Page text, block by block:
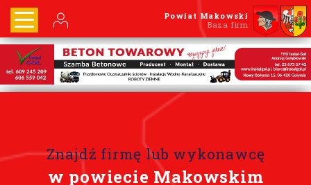
Powiat Makowski
Baza firm
Znajdź firmę lub wykonawcę
w powiecie Makowskim